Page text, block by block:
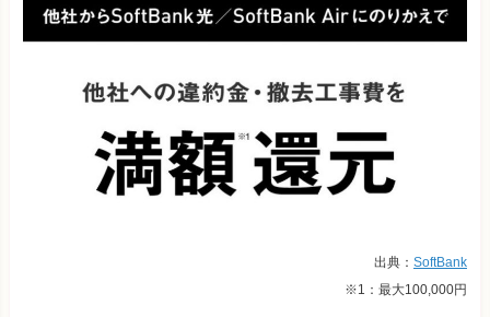
出典： SoftBank
※1：最大100,000円